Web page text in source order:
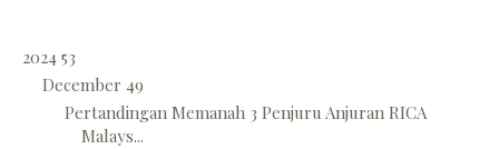
2024 53
December 49
Pertandingan Memanah 3 Penjuru Anjuran RICA
Malays...